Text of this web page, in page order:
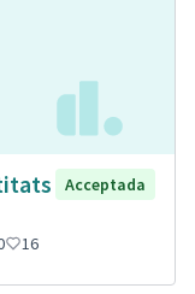
Acceptada
16